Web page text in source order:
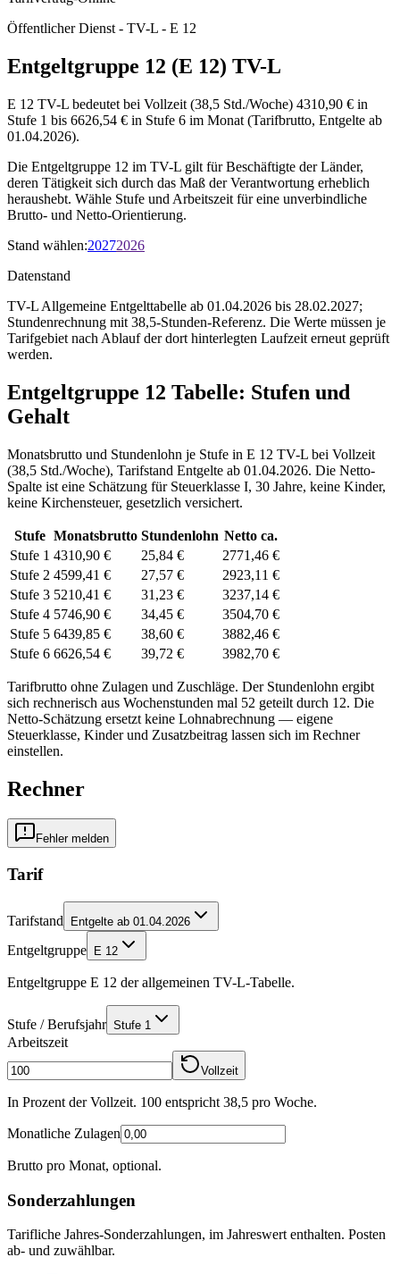
Öffentlicher Dienst - TV-L - E 12
Entgeltgruppe 12 (E 12) TV-L
E 12 TV-L bedeutet bei Vollzeit (38,5 Std./Woche) 4310,90 € in
Stufe 1 bis 6626,54 € in Stufe 6 im Monat (Tarifbrutto, Entgelte ab
01.04.2026).
Die Entgeltgruppe 12 im TV-L gilt für Beschäftigte der Länder,
deren Tätigkeit sich durch das Maß der Verantwortung erheblich
heraushebt. Wähle Stufe und Arbeitszeit für eine unverbindliche
Brutto- und Netto-Orientierung.
Stand wählen:20272026
Datenstand
TV-L Allgemeine Entgelttabelle ab 01.04.2026 bis 28.02.2027;
Stundenrechnung mit 38,5-Stunden-Referenz. Die Werte müssen je
Tarifgebiet nach Ablauf der dort hinterlegten Laufzeit erneut geprüft
werden.
Entgeltgruppe 12 Tabelle: Stufen und
Gehalt
Monatsbrutto und Stundenlohn je Stufe in E 12 TV-L bei Vollzeit
(38,5 Std./Woche), Tarifstand Entgelte ab 01.04.2026. Die Netto-
Spalte ist eine Schätzung für Steuerklasse I, 30 Jahre, keine Kinder,
keine Kirchensteuer, gesetzlich versichert.
Stufe Monatsbrutto Stundenlohn Netto ca.
Stufe 1 4310,90 € 25,84 €
2771,46 €
Stufe 2 4599,41 € 27,57 €
2923,11 €
Stufe 3 5210,41 € 31,23 €
3237,14 €
Stufe 4 5746,90 € 34,45 €
3504,70 €
Stufe 5 6439,85 € 38,60 €
3882,46 €
Stufe 6 6626,54 € 39,72 € 3982,70 €
Tarifbrutto ohne Zulagen und Zuschläge. Der Stundenlohn ergibt
sich rechnerisch aus Wochenstunden mal 52 geteilt durch 12. Die
Netto-Schätzung ersetzt keine Lohnabrechnung — eigene
Steuerklasse, Kinder und Zusatzbeitrag lassen sich im Rechner
einstellen.
Rechner
Fehler melden
Tarif
Tarifstand Entgelte ab 01.04.2026
Entgeltgruppe E 12
Entgeltgruppe E 12 der allgemeinen TV-L-Tabelle.
Stufe / Berufsjahr Stufe 1
Arbeitszeit
Vollzeit
In Prozent der Vollzeit. 100 entspricht 38,5 pro Woche.
Monatliche Zulagen
Brutto pro Monat, optional.
Sonderzahlungen
Tarifliche Jahres-Sonderzahlungen, im Jahreswert enthalten. Posten
ab- und zuwählbar.